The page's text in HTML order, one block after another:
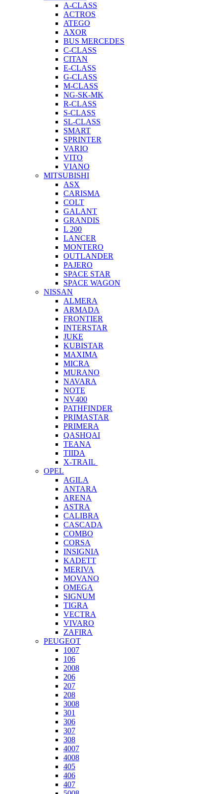
A-CLASS
ACTROS
ATEGO
AXOR
BUS MERCEDES
C-CLASS
CITAN
E-CLASS
G-CLASS
M-CLASS
NG-SK-MK
R-CLASS
S-CLASS
SL-CLASS
SMART
SPRINTER
VARIO
VITO
VIANO
MITSUBISHI
ASX
CARISMA
COLT
GALANT
GRANDIS
L 200
LANCER
MONTERO
OUTLANDER
PAJERO
SPACE STAR
SPACE WAGON
NISSAN
ALMERA
ARMADA
FRONTIER
INTERSTAR
JUKE
KUBISTAR
MAXIMA
MICRA
MURANO
NAVARA
NOTE
NV400
PATHFINDER
PRIMASTAR
PRIMERA
QASHQAI
TEANA
TIIDA
X-TRAIL
OPEL
AGILA
ANTARA
ARENA
ASTRA
CALIBRA
CASCADA
COMBO
CORSA
INSIGNIA
KADETT
MERIVA
MOVANO
OMEGA
SIGNUM
TIGRA
VECTRA
VIVARO
ZAFIRA
PEUGEOT
1007
106
2008
206
207
208
3008
301
306
307
308
4007
4008
405
406
407